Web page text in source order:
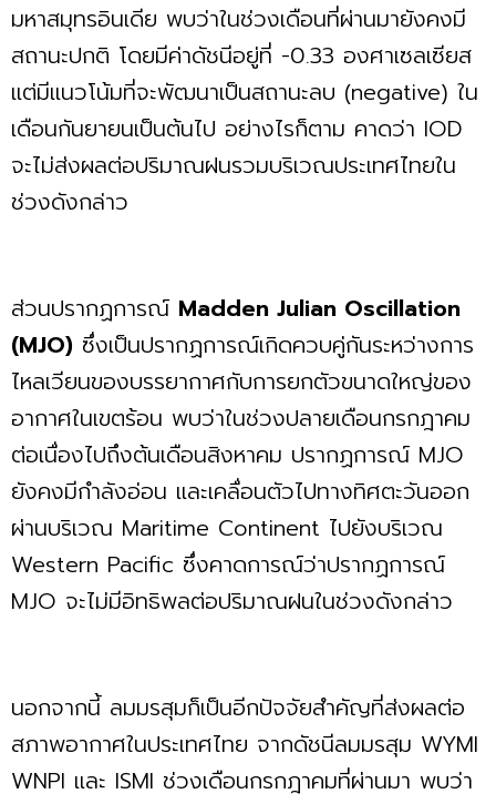
มหาสมุทรอินเดีย พบว่าในช่วงเดือนที่ผ่านมายังคงมี
สถานะปกติ โดยมีค่าดัชนีอยู่ที่ -0.33 องศาเซลเซียส
แต่มีแนวโน้มที่จะพัฒนาเป็นสถานะลบ (negative) ใน
เดือนกันยายนเป็นต้นไป อย่างไรก็ตาม คาดว่า IOD
จะไม่ส่งผลต่อปริมาณฝนรวมบริเวณประเทศไทยใน
ช่วงดังกล่าว
ส่วนปรากฏการณ์ Madden Julian Oscillation
(MJO) ซึ่งเป็นปรากฏการณ์เกิดควบคู่กันระหว่างการ
ไหลเวียนของบรรยากาศกับการยกตัวขนาดใหญ่ของ
อากาศในเขตร้อน พบว่าในช่วงปลายเดือนกรกฎาคม
ต่อเนื่องไปถึงต้นเดือนสิงหาคม ปรากฏการณ์ MJO
ยังคงมีกำลังอ่อน และเคลื่อนตัวไปทางทิศตะวันออก
ผ่านบริเวณ Maritime Continent ไปยังบริเวณ
Western Pacific ซึ่งคาดการณ์ว่าปรากฏการณ์
MJO จะไม่มีอิทธิพลต่อปริมาณฝนในช่วงดังกล่าว
นอกจากนี้ ลมมรสุมก็เป็นอีกปัจจัยสำคัญที่ส่งผลต่อ
สภาพอากาศในประเทศไทย จากดัชนีลมมรสุม WYMI
WNPI และ ISMI ช่วงเดือนกรกฎาคมที่ผ่านมา พบว่า